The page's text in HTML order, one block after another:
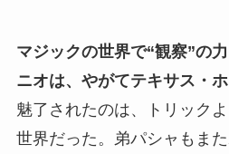
マジックの世界で“観察”の
ニオは、やがてテキサス・
魅了されたのは、トリック
世界だった。弟パシャもま